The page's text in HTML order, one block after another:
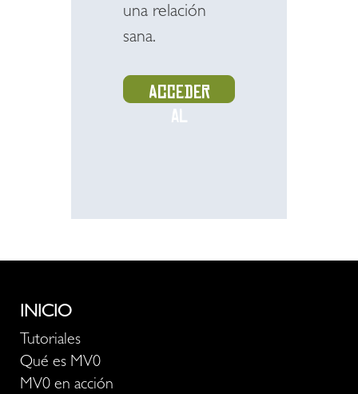
una relación
sana.
Acceder
al
INICIO
Tutoriales
Qué es MV0
MV0 en acción